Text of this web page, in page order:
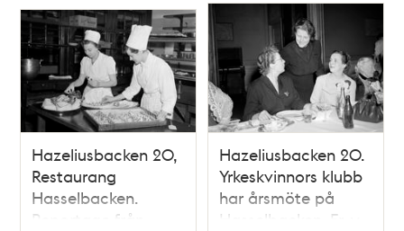
Hazeliusbacken 20,
Restaurang
Hasselbacken.
Reportage från
Hazeliusbacken 20.
Yrkeskvinnors klubb
har årsmöte på
Hasselbacken. Fr. v.